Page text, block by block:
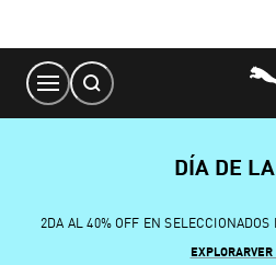
Content
DÍA DE
2DA AL 40% OFF EN
EXPLORARVER